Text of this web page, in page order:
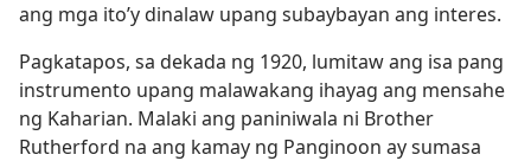
ang mga ito’y dinalaw upang subaybayan ang interes.
Pagkatapos, sa dekada ng 1920, lumitaw ang isa pang
instrumento upang malawakang ihayag ang mensahe
ng Kaharian. Malaki ang paniniwala ni Brother
Rutherford na ang kamay ng Panginoon ay sumasa